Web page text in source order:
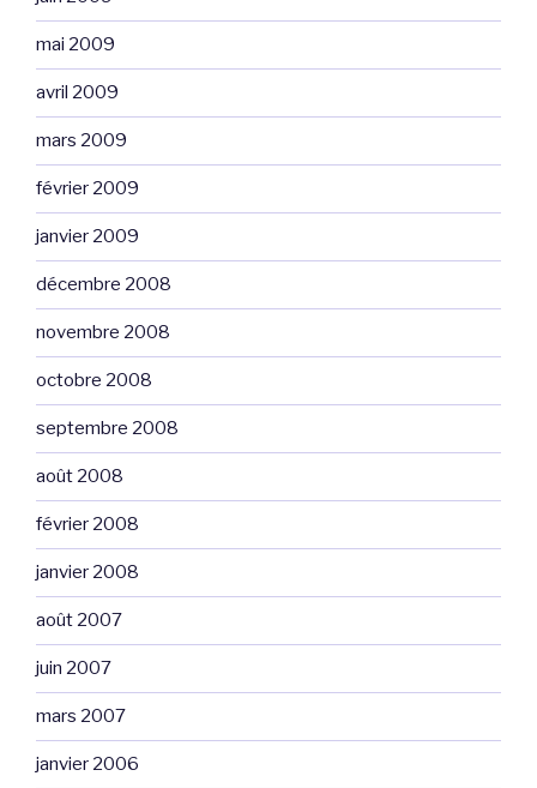
mai 2009
avril 2009
mars 2009
février 2009
janvier 2009
décembre 2008
novembre 2008
octobre 2008
septembre 2008
août 2008
février 2008
janvier 2008
août 2007
juin 2007
mars 2007
janvier 2006